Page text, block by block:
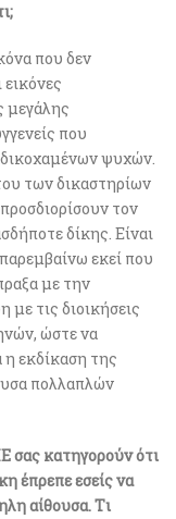
που δεν
εικόνες
μεγάλης
που
ψυχών.
των δικαστηρίων
τον
δίκης. Είναι
εκεί που
με την
τις διοικήσεις
ώστε να
εκδίκαση της
πολλαπλών
σας κατηγορούν ότι
έπρεπε εσείς να
αίθουσα. Tι